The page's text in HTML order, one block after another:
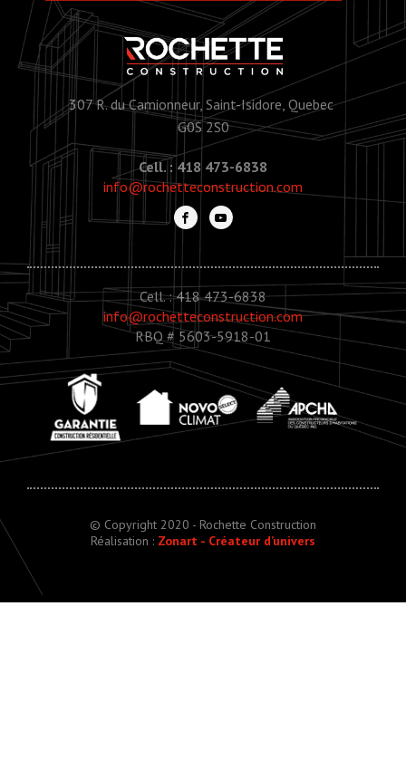
307 R. du Camionneur, Saint-Isidore, Quebec
G0S 2S0
Cell. : 418 473-6838
info@rochetteconstruction.com
Cell. : 418 473-6838
info@rochetteconstruction.com
RBQ # 5603-5918-01
© Copyright 2020 - Rochette Construction
Réalisation : Zonart - Créateur d’univers